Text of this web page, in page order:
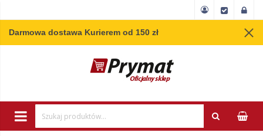
Darmowa dostawa Kurierem od 150 zł
Wpisz minimum